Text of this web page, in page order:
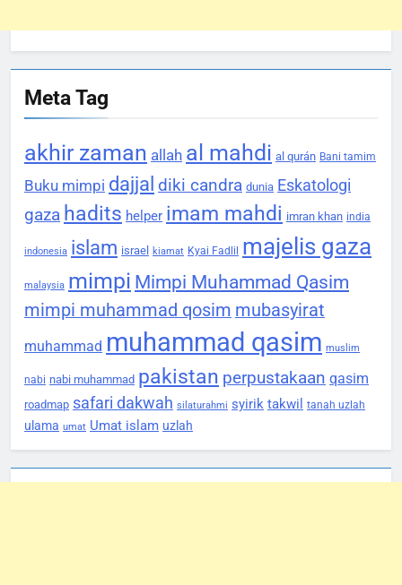
Meta Tag
akhir zaman allah al mahdi al qurán Bani tamim
Buku mimpi dajjal diki candra dunia Eskatologi
gaza hadits helper imam mahdi imran khan india
indonesia islam israel kiamat Kyai Fadlil majelis gaza
malaysia mimpi Mimpi Muhammad Qasim
mimpi muhammad qosim mubasyirat
muhammad muhammad qasim muslim
nabi nabi muhammad pakistan perpustakaan qasim
roadmap safari dakwah silaturahmi syirik takwil tanah uzlah
ulama umat Umat islam uzlah